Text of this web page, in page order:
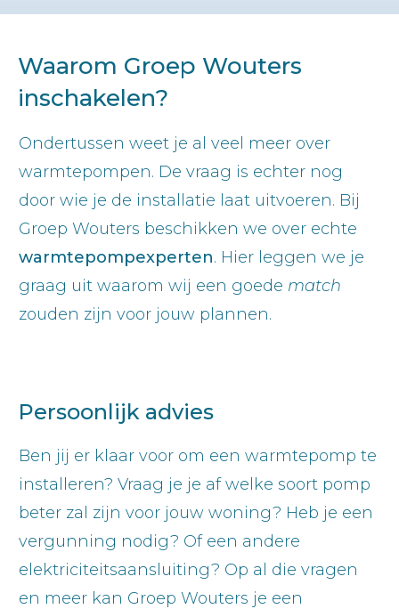
Waarom Groep Wouters
inschakelen?
Ondertussen weet je al veel meer over
warmtepompen. De vraag is echter nog
door wie je de installatie laat uitvoeren. Bij
Groep Wouters beschikken we over echte
warmtepompexperten. Hier leggen we je
graag uit waarom wij een goede match
zouden zijn voor jouw plannen.
Persoonlijk advies
Ben jij er klaar voor om een warmtepomp te
installeren? Vraag je je af welke soort pomp
beter zal zijn voor jouw woning? Heb je een
vergunning nodig? Of een andere
elektriciteitsaansluiting? Op al die vragen
en meer kan Groep Wouters je een